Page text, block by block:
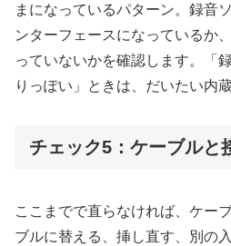
まになっているパターン。録音
ンターフェースになっているか
っていないかを確認します。「
りっぽい」ときは、だいたい内
チェック5：ケーブルと
ここまでで直らなければ、ケー
ブルに替える、挿し直す、別の